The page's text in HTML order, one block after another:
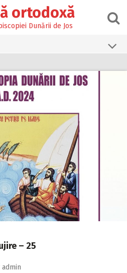
ortodoxă
Dunării de Jos
– 25
admin